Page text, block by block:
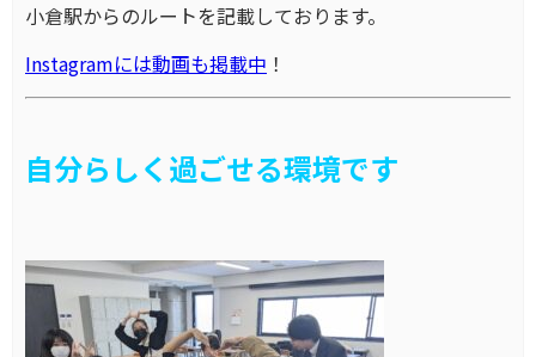
小倉駅からのルートを記載しております。
Instagramには動画も掲載中 ！
自分らしく過ごせる環境です